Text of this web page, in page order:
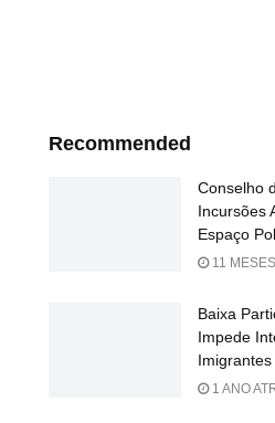
Recommended
Conselho
Incursões
Espaço
11
Baixa
Impede
1 ANO